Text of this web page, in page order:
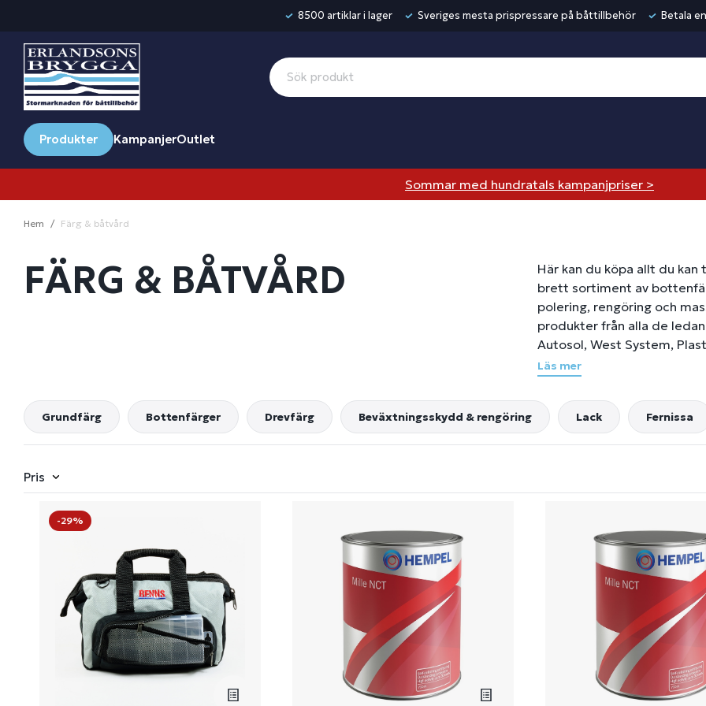
8500 artiklar i lager Sveriges mesta prispressare på båttillbehör Betala
Produkter KampanjerOutlet
Sommar med hundratals kampanjpriser >
Hem Färg & båtvård
FÄRG & BÅTVÅRD
Här kan du köpa allt du
brett sortiment av
polering, rengöring och
produkter från alla de
Autosol, West System,
Har du några frågor är du
Läs mer
Grundfärg Bottenfärger Drevfärg Beväxtningsskydd & rengöring Lack Fernissa
Pris
-29%